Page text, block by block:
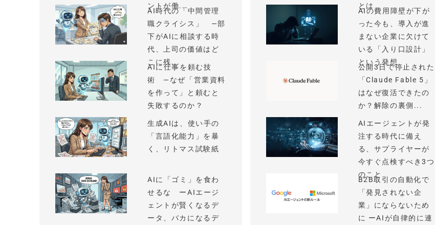
ントが働...
AI時代の「中間管理
職クライシス」 —部
下がAIに相談する時
代、上司の価値はど
こに残...
AIに仕事を頼む技
術 —なぜ「営業資料
を作って」と頼むと
失敗するのか？
生成AIは、使い手の
「言語化能力」を暴
く、リトマス試験紙
AIに「ゴミ」を食わ
せるな ーAIエージ
ェントが賢くなるデ
ータ、バカになるデ
とは
AIの費用障壁が下が
った今も、導入が進
まない企業に欠けて
いる「入り口設計」
という発想
公開3日で停止された
「Claude Fable 5」
はなぜ復活できたの
か？解除の裏側...
AIエージェントが発
注する時代に備え
る、サプライヤーが
今すぐ点検すべき3つ
のこと
B2B取引の自動化で
「発見されない企
業」にならないため
に ーAIが自律的に連